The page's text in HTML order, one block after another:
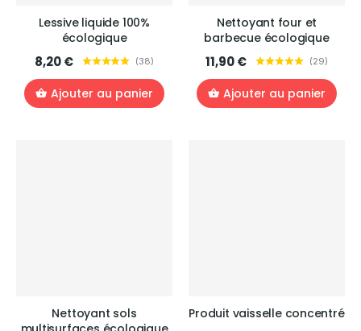
Lessive liquide 100%
écologique
8,20 € (38)
Ajouter au panier
Nettoyant four et
barbecue écologique
11,90 € (29)
Ajouter au panier
Nettoyant sols
Produit vaisselle concentré